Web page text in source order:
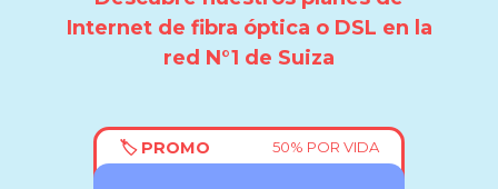
Internet de fibra óptica o DSL en la
red N°1 de Suiza
🏷️ PROMO 50% POR VIDA